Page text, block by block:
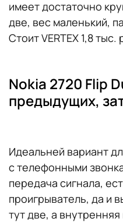
имеет достаточно
две, вес маленький,
Стоит VERTEX 1,8 тыс.
Nokia 2720 Flip
предыдущих,
Идеальней вариант
с телефонными
передача сигнала,
проигрыватель, да и
тут две, а